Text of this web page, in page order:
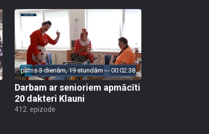
pirms 3 dienām, 19 stundām 00:02:38
Darbam ar senioriem apmācīti
20 dakteri Klauni
412. epizode